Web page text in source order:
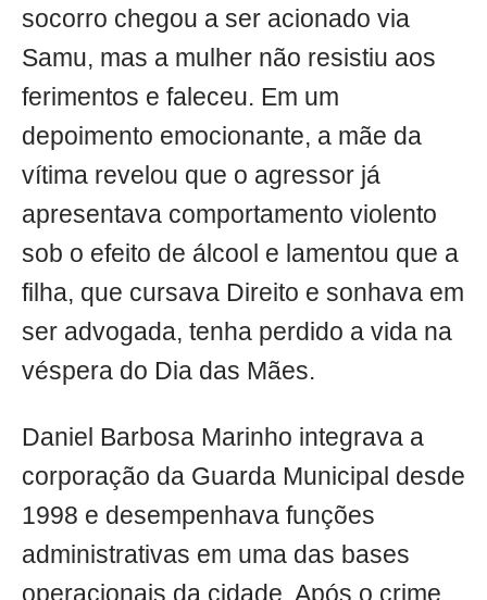
socorro chegou a ser acionado via
Samu, mas a mulher não resistiu aos
ferimentos e faleceu. Em um
depoimento emocionante, a mãe da
vítima revelou que o agressor já
apresentava comportamento violento
sob o efeito de álcool e lamentou que a
filha, que cursava Direito e sonhava em
ser advogada, tenha perdido a vida na
véspera do Dia das Mães.
Daniel Barbosa Marinho integrava a
corporação da Guarda Municipal desde
1998 e desempenhava funções
administrativas em uma das bases
operacionais da cidade. Após o crime,